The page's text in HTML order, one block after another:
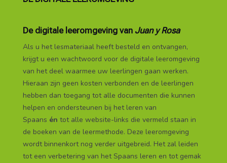
De digitale leeromgeving van Juan y Rosa
Als u het lesmateriaal heeft besteld en ontvangen,
krijgt u een wachtwoord voor de digitale leeromgeving
van het deel waarmee uw leerlingen gaan werken.
Hieraan zijn geen kosten verbonden en de leerlingen
hebben dan toegang tot alle documenten die kunnen
helpen en ondersteunen bij het leren van
Spaans én tot alle website-links die vermeld staan in
de boeken van de leermethode. Deze leeromgeving
wordt binnenkort nog verder uitgebreid. Het zal leiden
tot een verbetering van het Spaans leren en tot gemak